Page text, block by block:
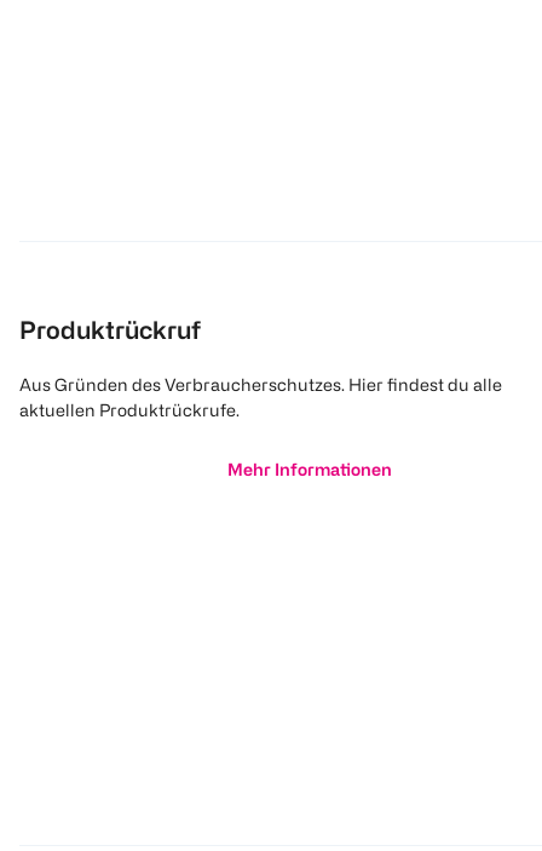
Produktrückruf
Aus Gründen des Verbraucherschutzes. Hier findest du alle
aktuellen Produktrückrufe.
Mehr Informationen